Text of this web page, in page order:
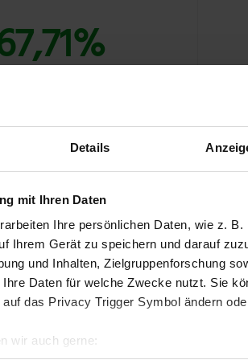
Details
mit Ihren Daten
Ihre persönlichen Daten, wie z.
Ihrem Gerät zu speichern und darauf
und Inhalten, Zielgruppenforschung
Daten für welche Zwecke nutzt. Sie
das Privacy Trigger Symbol ändern
wir auch gerne:
Investition. EPR hat nicht nur konstante
auch im Laufe der Zeit gewachsen.
8 % pro Jahr haben die
4,32 US-Dollar im Jahr 2018 erhöht,
von rund 6,7 % bietet. Mit
Gruppen wie Millennials, die
ist, sind die monatlichen
davon, was den REIT für die